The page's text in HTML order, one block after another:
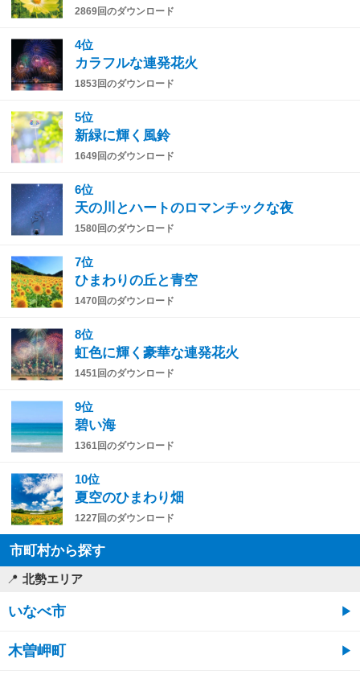
2869回のダウンロード
4位
カラフルな連発花火
1853回のダウンロード
5位
新緑に輝く風鈴
1649回のダウンロード
6位
天の川とハートのロマンチックな夜
1580回のダウンロード
7位
ひまわりの丘と青空
1470回のダウンロード
8位
虹色に輝く豪華な連発花火
1451回のダウンロード
9位
碧い海
1361回のダウンロード
10位
夏空のひまわり畑
1227回のダウンロード
市町村から探す
北勢エリア
いなべ市
木曽岬町